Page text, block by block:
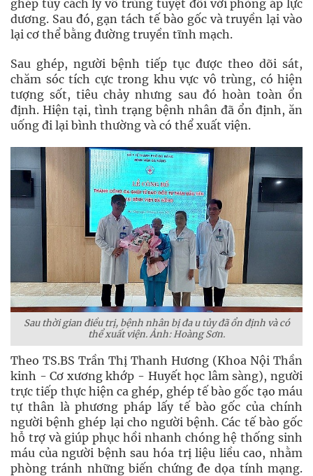
ghép tủy cách ly vô trùng tuyệt đối với phòng áp lực
dương. Sau đó, gạn tách tế bào gốc và truyền lại vào
lại cơ thể bằng đường truyền tĩnh mạch.
Sau ghép, người bệnh tiếp tục được theo dõi sát,
chăm sóc tích cực trong khu vực vô trùng, có hiện
tượng sốt, tiêu chảy nhưng sau đó hoàn toàn ổn
định. Hiện tại, tình trạng bệnh nhân đã ổn định, ăn
uống đi lại bình thường và có thể xuất viện.
Sau thời gian điều trị, bệnh nhân bị đa u tủy đã ổn định và có
thể xuất viện. Ảnh: Hoàng Sơn.
Theo TS.BS Trần Thị Thanh Hương (Khoa Nội Thần
kinh - Cơ xương khớp - Huyết học lâm sàng), người
trực tiếp thực hiện ca ghép, ghép tế bào gốc tạo máu
tự thân là phương pháp lấy tế bào gốc của chính
người bệnh ghép lại cho người bệnh. Các tế bào gốc
hỗ trợ và giúp phục hồi nhanh chóng hệ thống sinh
máu của người bệnh sau hóa trị liệu liều cao, nhằm
phòng tránh những biến chứng đe dọa tính mạng.